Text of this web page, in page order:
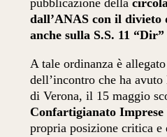
pubblicazione della
dall’ANAS con il
anche sulla S.S. 11 “Dir”
A tale ordinanza è
dell’incontro che ha
di Verona, il 15 maggio
Confartigianato Imprese
propria posizione critica e